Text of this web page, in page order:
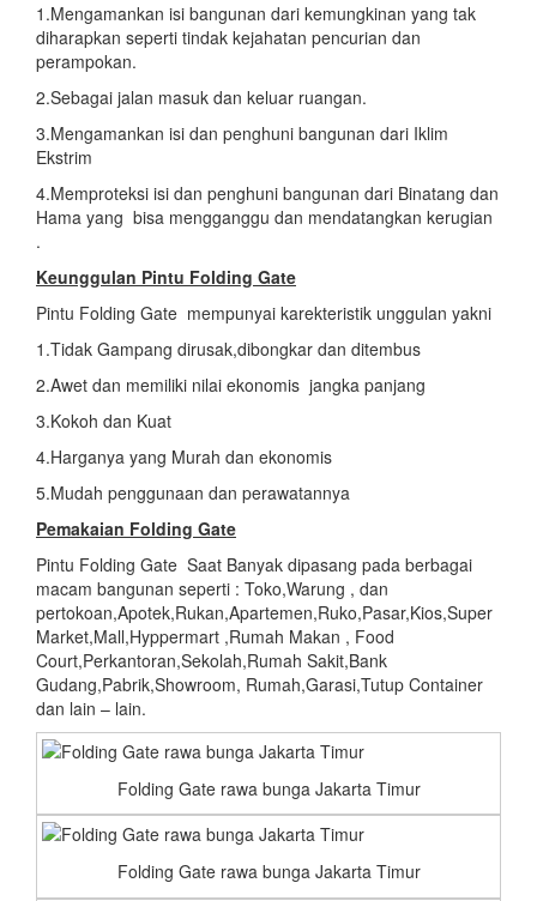
1.Mengamankan isi bangunan dari kemungkinan yang tak
diharapkan seperti tindak kejahatan pencurian dan
perampokan.
2.Sebagai jalan masuk dan keluar ruangan.
3.Mengamankan isi dan penghuni bangunan dari Iklim
Ekstrim
4.Memproteksi isi dan penghuni bangunan dari Binatang dan
Hama yang bisa mengganggu dan mendatangkan kerugian
.
Keunggulan Pintu Folding Gate
Pintu Folding Gate mempunyai karekteristik unggulan yakni
1.Tidak Gampang dirusak,dibongkar dan ditembus
2.Awet dan memiliki nilai ekonomis jangka panjang
3.Kokoh dan Kuat
4.Harganya yang Murah dan ekonomis
5.Mudah penggunaan dan perawatannya
Pemakaian Folding Gate
Pintu Folding Gate Saat Banyak dipasang pada berbagai
macam bangunan seperti : Toko,Warung , dan
pertokoan,Apotek,Rukan,Apartemen,Ruko,Pasar,Kios,Super
Market,Mall,Hyppermart ,Rumah Makan , Food
Court,Perkantoran,Sekolah,Rumah Sakit,Bank
Gudang,Pabrik,Showroom, Rumah,Garasi,Tutup Container
dan lain – lain.
Folding Gate rawa bunga Jakarta Timur
Folding Gate rawa bunga Jakarta Timur